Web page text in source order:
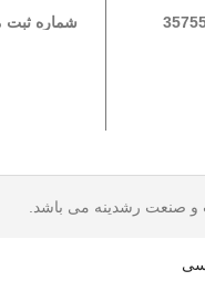
شماره ثبت
صنعت رشدینه می باشد.